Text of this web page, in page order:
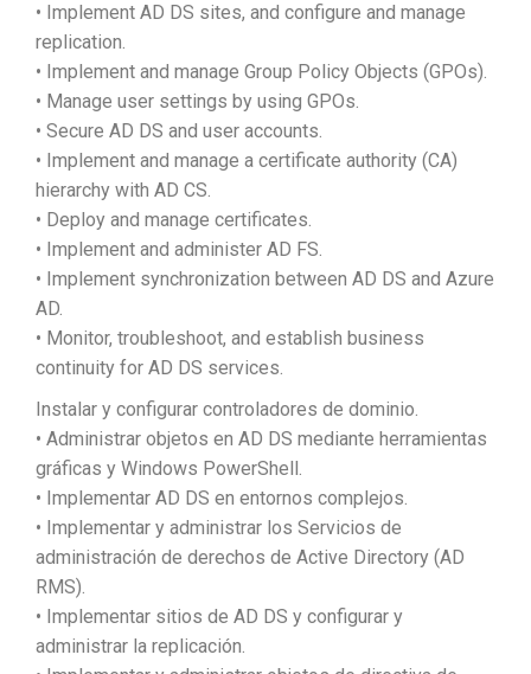
• Implement AD DS sites, and configure and manage
replication.
• Implement and manage Group Policy Objects (GPOs).
• Manage user settings by using GPOs.
• Secure AD DS and user accounts.
• Implement and manage a certificate authority (CA)
hierarchy with AD CS.
• Deploy and manage certificates.
• Implement and administer AD FS.
• Implement synchronization between AD DS and Azure
AD.
• Monitor, troubleshoot, and establish business
continuity for AD DS services.
Instalar y configurar controladores de dominio.
• Administrar objetos en AD DS mediante herramientas
gráficas y Windows PowerShell.
• Implementar AD DS en entornos complejos.
• Implementar y administrar los Servicios de
administración de derechos de Active Directory (AD
RMS).
• Implementar sitios de AD DS y configurar y
administrar la replicación.